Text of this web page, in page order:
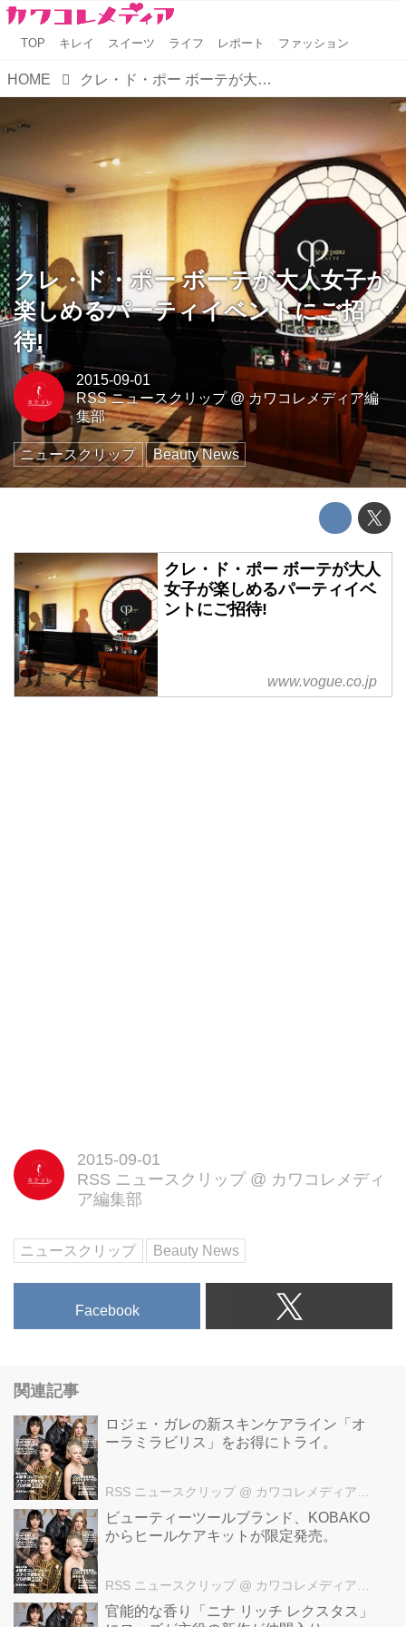
TOP キレイ スイーツ ライフ レポート ファッション
HOME クレ・ド・ポー ボーテが大人女子が楽しめるパーティイベントにご招待!
クレ・ド・ポー ボーテが大人女子が
楽しめるパーティイベントにご招
待!
2015-09-01
RSS ニュースクリップ@カワコレメディア編
集部
ニュースクリップ Beauty News
クレ・ド・ポー ボーテが大人
女子が楽しめるパーティイベ
ントにご招待!
www.vogue.co.jp
2015-09-01
RSS ニュースクリップ @ カワコレメディ
ア編集部
ニュースクリップ Beauty News
Facebook
関連記事
ロジェ・ガレの新スキンケアライン「オ
ーラミラビリス」をお得にトライ。
RSS ニュースクリップ @ カワコレメディア編集部
ビューティーツールブランド、KOBAKO
からヒールケアキットが限定発売。
RSS ニュースクリップ @ カワコレメディア編集部
官能的な香り「ニナ リッチ レクスタス」